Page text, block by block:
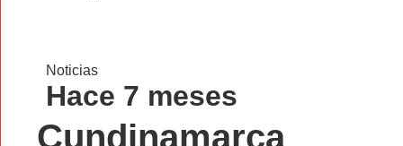
Noticias
Hace 7 meses
Cundinamarca